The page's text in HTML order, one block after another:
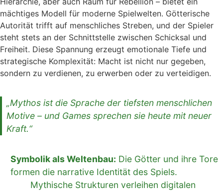
mächtiges Modell für moderne Spielwelten. Götterische
Autorität trifft auf menschliches Streben, und der Spieler
steht stets an der Schnittstelle zwischen Schicksal und
Freiheit. Diese Spannung erzeugt emotionale Tiefe und
strategische Komplexität: Macht ist nicht nur gegeben,
sondern zu verdienen, zu erwerben oder zu verteidigen.
„Mythos ist die Sprache der tiefsten menschlichen
Motive – und Games sprechen sie heute mit neuer
Kraft.“
Symbolik als Weltenbau: Die Götter und ihre Tore
formen die narrative Identität des Spiels.
Mythische Strukturen verleihen digitalen